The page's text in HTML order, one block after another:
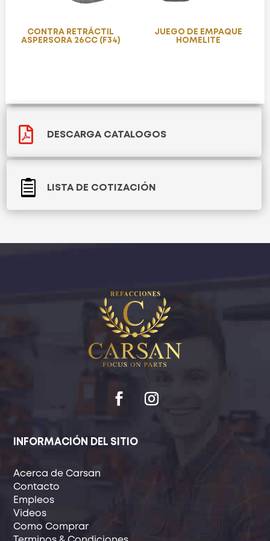
CONTRA RETRÁCTIL
ASPERSORA 26CC (F34)
JUEGO DE EMPAQUE
HOMELITE
 DESCARGA CATALOGOS
 LISTA DE COTIZACIÓN
INFORMACIÓN DEL SITIO
Acerca de Carsan
Contacto
Empleos
Videos
Como Comprar